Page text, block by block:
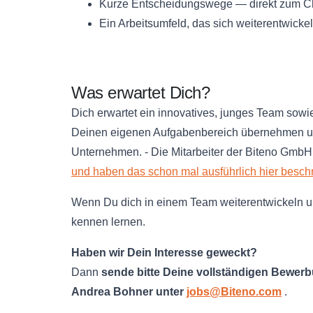
Kurze Entscheidungswege — direkt zum
Ein Arbeitsumfeld, das sich
Was erwartet Dich?
Dich erwartet ein innovatives, junges Team
Deinen eigenen Aufgabenbereich übernehmen
Unternehmen. - Die Mitarbeiter der Biteno
und haben das schon mal ausführlich hier
Wenn Du dich in einem Team weiterentwickeln
kennen lernen.
Haben wir Dein Interesse geweckt?
Dann sende bitte Deine vollständigen
Andrea Bohner unter jobs@Biteno.com .